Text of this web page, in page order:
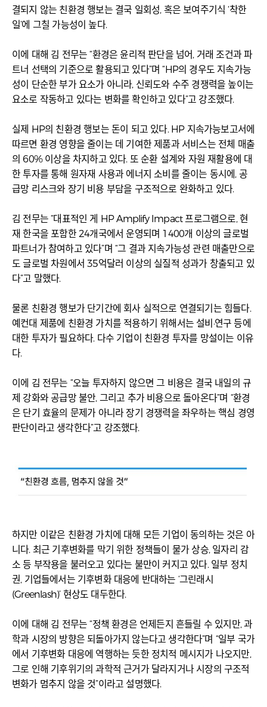
결되지 않는 친환경 행보는 결국 일회성, 혹은 보여주기식 ‘착한
일’에 그칠 가능성이 높다.
이에 대해 김 전무는 “환경은 윤리적 판단을 넘어, 거래 조건과 파
트너 선택의 기준으로 활용되고 있다”며 “HP의 경우도 지속가능
성이 단순한 부가 요소가 아니라, 신뢰도와 수주 경쟁력을 높이는
요소로 작동하고 있다는 변화를 확인하고 있다”고 강조했다.
실제 HP의 친환경 행보는 돈이 되고 있다. HP 지속가능보고서에
따르면 환경 영향을 줄이는 데 기여한 제품과 서비스는 전체 매출
의 60% 이상을 차지하고 있다. 또 순환 설계와 자원 재활용에 대
한 투자를 통해 원자재 사용과 에너지 소비를 줄이는 동시에, 공
급망 리스크와 장기 비용 부담을 구조적으로 완화하고 있다.
김 전무는 “대표적인 게 HP Amplify Impact 프로그램으로, 현
재 한국을 포함한 24개국에서 운영되며 1400개 이상의 글로벌
파트너가 참여하고 있다”며 “그 결과 지속가능성 관련 매출만으로
도 글로벌 차원에서 35억달러 이상의 실질적 성과가 창출되고 있
다”고 말했다.
물론 친환경 행보가 단기간에 회사 실적으로 연결되기는 힘들다.
예컨대 제품에 친환경 가치를 적용하기 위해서는 설비·연구 등에
대한 투자가 필요하다. 다수 기업이 친환경 투자를 망설이는 이유
다.
이에 김 전무는 “오늘 투자하지 않으면 그 비용은 결국 내일의 규
제 강화와 공급망 불안, 그리고 추가 비용으로 돌아온다”며 “환경
은 단기 효율의 문제가 아니라 장기 경쟁력을 좌우하는 핵심 경영
판단이라고 생각한다”고 강조했다.
하지만 이같은 친환경 가치에 대해 모든 기업이 동의하는 것은 아
니다. 최근 기후변화를 막기 위한 정책들이 물가 상승, 일자리 감
소 등 부작용을 불러오고 있다는 불만이 커지고 있다. 일부 정치
권, 기업들에서는 기후변화 대응에 반대하는 ‘그린래시
(Greenlash)’ 현상도 대두한다.
이에 대해 김 전무는 “정책 환경은 언제든지 흔들릴 수 있지만, 과
학과 시장의 방향은 되돌아가지 않는다고 생각한다”며 “일부 국가
에서 기후변화 대응에 역행하는 듯한 정치적 메시지가 나오지만,
그로 인해 기후위기의 과학적 근거가 달라지거나 시장의 구조적
변화가 멈추지 않을 것”이라고 설명했다.